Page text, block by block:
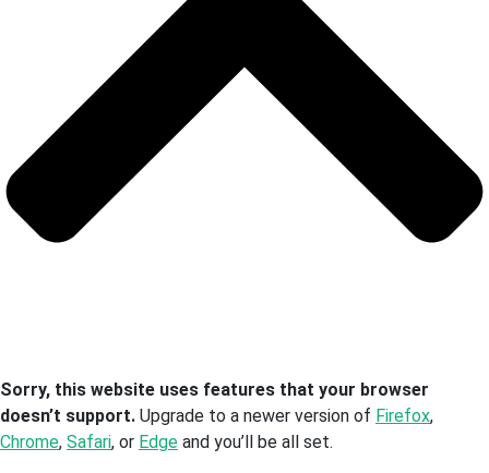
Sorry, this website uses features that your browser
doesn’t support. Upgrade to a newer version of Firefox,
Chrome, Safari, or Edge and you’ll be all set.